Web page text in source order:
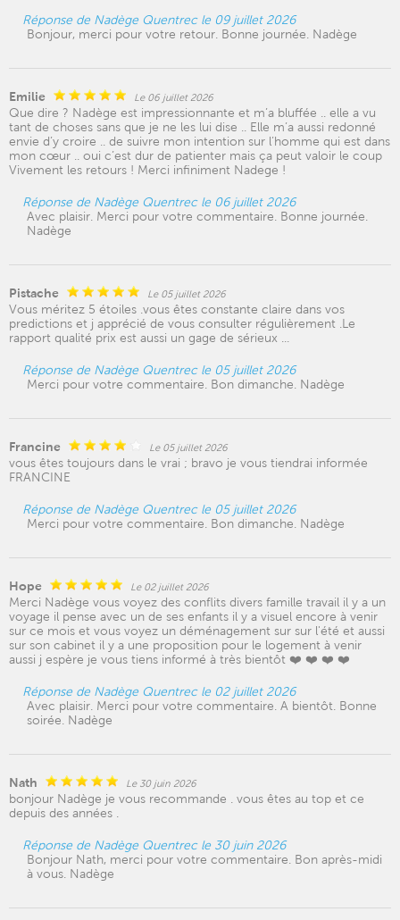
Réponse de Nadège Quentrec le 09 juillet 2026
Bonjour, merci pour votre retour. Bonne journée. Nadège
Emilie Le 06 juillet 2026
Que dire ? Nadège est impressionnante et m’a bluffée .. elle a vu
tant de choses sans que je ne les lui dise .. Elle m’a aussi redonné
envie d’y croire .. de suivre mon intention sur l’homme qui est dans
mon cœur .. oui c’est dur de patienter mais ça peut valoir le coup
Vivement les retours ! Merci infiniment Nadege !
Réponse de Nadège Quentrec le 06 juillet 2026
Avec plaisir. Merci pour votre commentaire. Bonne journée.
Nadège
Pistache Le 05 juillet 2026
Vous méritez 5 étoiles .vous êtes constante claire dans vos
predictions et j apprécié de vous consulter régulièrement .Le
rapport qualité prix est aussi un gage de sérieux ...
Réponse de Nadège Quentrec le 05 juillet 2026
Merci pour votre commentaire. Bon dimanche. Nadège
Francine Le 05 juillet 2026
vous êtes toujours dans le vrai ; bravo je vous tiendrai informée
FRANCINE
Réponse de Nadège Quentrec le 05 juillet 2026
Merci pour votre commentaire. Bon dimanche. Nadège
Hope Le 02 juillet 2026
Merci Nadège vous voyez des conflits divers famille travail il y a un
voyage il pense avec un de ses enfants il y a visuel encore à venir
sur ce mois et vous voyez un déménagement sur sur l'été et aussi
sur son cabinet il y a une proposition pour le logement à venir
aussi j espère je vous tiens informé à très bientôt ❤️ ❤️ ❤️ ❤️
Réponse de Nadège Quentrec le 02 juillet 2026
Avec plaisir. Merci pour votre commentaire. A bientôt. Bonne
soirée. Nadège
Nath Le 30 juin 2026
bonjour Nadège je vous recommande . vous êtes au top et ce
depuis des années .
Réponse de Nadège Quentrec le 30 juin 2026
Bonjour Nath, merci pour votre commentaire. Bon après-midi
à vous. Nadège